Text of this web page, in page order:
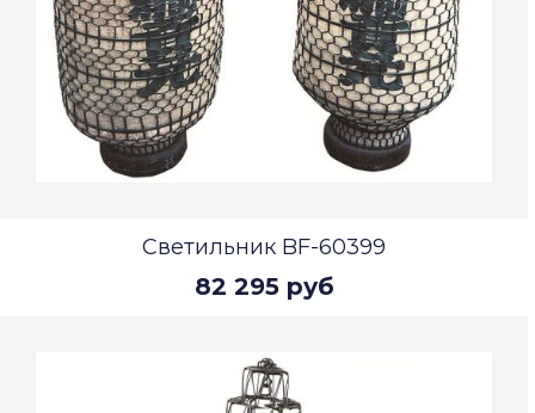
Светильник BF-60399
82 295 руб